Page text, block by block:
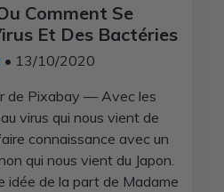
Comment Se
Et Des Bactéries
• 13/10/2020
de Pixabay — Avec les
virus qui nous vient de
connaissance avec un
qui nous vient du Japon.
idée de la part de Madame